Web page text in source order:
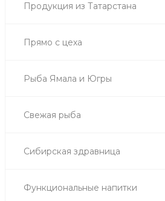
Продукция из Татарстана
Прямо с цеха
Рыба Ямала и Югры
Свежая рыба
Сибирская здравница
Функциональные напитки